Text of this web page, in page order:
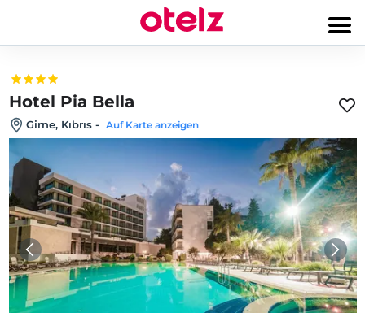
Hotel Pia Bella
Girne, Kıbrıs - Auf Karte anzeigen